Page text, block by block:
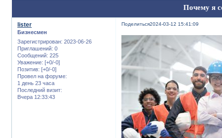
Почему я
Поделиться2024-03-12 15:41:09
lister
Бизнесмен
Зарегистрирован: 2023-06-26
Приглашений: 0
Сообщений: 225
Уважение: [+0/-0]
Позитив: [+0/-0]
Провел на форуме:
1 день 23 часа
Последний визит:
Вчера 12:33:43